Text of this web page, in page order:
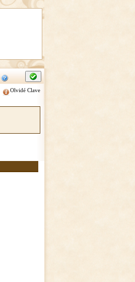
Olvidé Clave